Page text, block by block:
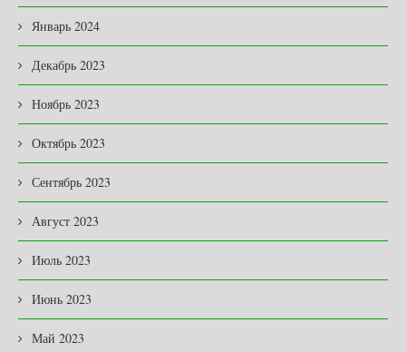
Январь 2024
Декабрь 2023
Ноябрь 2023
Октябрь 2023
Сентябрь 2023
Август 2023
Июль 2023
Июнь 2023
Май 2023